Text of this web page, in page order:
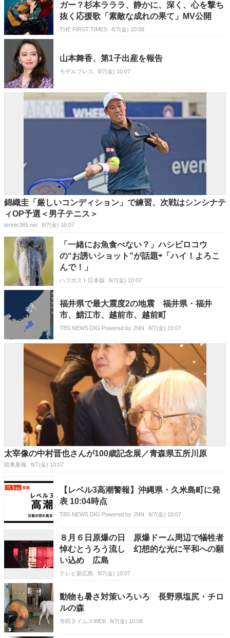
ガー？杉本ラララ、静かに、深く、心を撃ち
抜く応援歌「素敵な成れの果て」MV公開
THE FIRST TIMES 8/7(金) 10:08
山本舞香、第1子出産を報告
モデルプレス 8/7(金) 10:07
錦織圭「厳しいコンディション」で練習、次戦はシンシナテ
ィOP予選＜男子テニス＞
tennis365.net 8/7(金) 10:07
「一緒にお魚食べない？」ハシビロコウ
の“お誘いショット”が話題⇨「ハイ！よろこ
んで！」
ハフポスト日本版 8/7(金) 10:07
福井県で最大震度2の地震 福井県・福井
市、鯖江市、越前市、越前町
TBS NEWS DIG Powered by JNN 8/7(金) 10:07
太宰像の中村晋也さんが100歳記念展／青森県五所川原
陸奥新報 8/7(金) 10:07
【レベル3高潮警報】沖縄県・久米島町に発
表 10:04時点
TBS NEWS DIG Powered by JNN 8/7(金) 10:07
８月６日原爆の日 原爆ドーム周辺で犠牲者
悼むとうろう流し 幻想的な光に平和への願
い込め 広島
テレビ新広島 8/7(金) 10:07
動物も暑さ対策いろいろ 長野県塩尻・チロ
ルの森
市民タイムスWEB 8/7(金) 10:06